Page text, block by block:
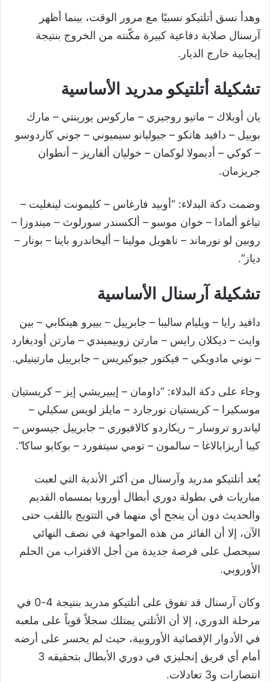
وهدأ نسق أتلتيكو نسبيًا مع مرور الوقت، بينما أظهر
آرسنال صلابة دفاعية كبيرة مكّنته من الخروج بنتيجة
إيجابية خارج الديار.
تشكيلة أتلتيكو مدريد الأساسية
يان أوبلاك – ماتيو روجيري – ماركوس يورينتي – مارك
بوبيل – دافيد هانكو – جيوليانو سيميوني – جوني كاردوسو
– كوكي – أديمولا لوكمان – خوليان ألفاريز – أنطوان
جريزمان.
وضمت دكة البدلاء: “أوبيد فارغاس – كليمونت لينغليت –
تياغو ألمادا – خوان موسو – ألكسندر سورلوث – ميندوزا –
روبين لو نورماند – ناهويل مولينا – أليخاندرو باينا – بونار –
دياز”.
تشكيلة آرسنال الأساسية
دافيد رايا – ويليام ساليبا – جابرييل – بييرو هينكابي – بين
وايت – ديكلان رايس – مارتن زوبيميندي – مارتن أوديغارد
– نوني مادويكي – فيكتور جيوكيريس – جابرييل مارتينيلي.
وجاء على دكة البدلاء: “داومان – إيبيريشي إيز – كريستيان
موسكيرا – كريستيان نورجارد – مايلز لويس سكيلي –
لياندرو تروسار – ريكاردو كالافيوري – جابرييل جيسوس –
كيبا أريزابالاغا – سالمون – تومي سيتفورد – بوكايو ساكا”.
يُعد أتلتيكو مدريد وآرسنال من أكثر الأندية التي لعبت
مباريات في بطولة دوري أبطال أوروبا بمسماه القديم
والحديث دون أن ينجح أي منهما في التتويج باللقب حتى
الآن، إلا أن الفائز من هذه المواجهة في نصف النهائي
سيحصل على فرصة جديدة من أجل الاقتراب من الحلم
الأوروبي.
وكان آرسنال قد تفوق على أتلتيكو مدريد بنتيجة 4-0 في
مرحلة الدوري، إلا أن الأتلتي يمتلك سجلاً قوياً على ملعبه
في الأدوار الإقصائية الأوروبية، حيث لم يخسر على أرضه
أمام أي فريق إنجليزي في دوري الأبطال بتحقيقه 3
انتصارات و3 تعادلات.